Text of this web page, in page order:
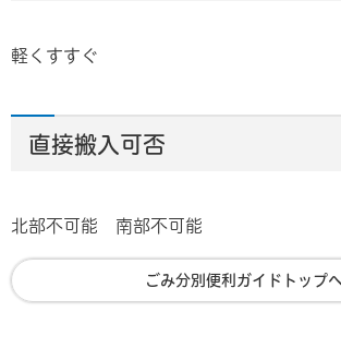
軽くすすぐ
直接搬入可否
北部不可能 南部不可能
ごみ分別便利ガイドトップへ